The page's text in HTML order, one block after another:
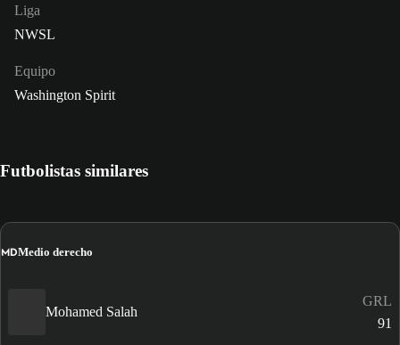
Liga
NWSL
Equipo
Washington Spirit
Futbolistas similares
MDMedio derecho
Mohamed Salah
GRL
91